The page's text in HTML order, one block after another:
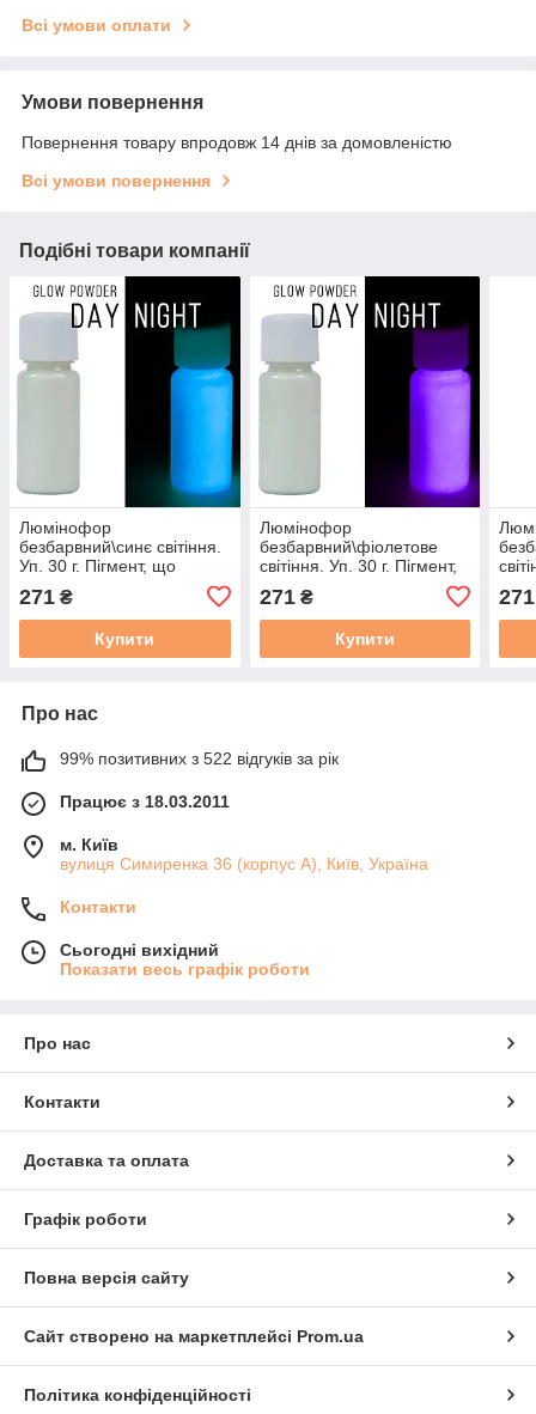
Всі умови оплати
Умови повернення
Повернення товару впродовж 14 днів за домовленістю
Всі умови повернення
Подібні товари компанії
Люмінофор
безбарвний\синє світіння.
Уп. 30 г. Пігмент, що
271 ₴
Купити
Люмінофор
безбарвний\фіолетове
світіння. Уп. 30 г. Пігмент,
271₴
Купити
271
Про нас
99% позитивних з 522 відгуків за рік
Працює з 18.03.2011
м. Київ
вулиця Симиренка 36 (корпус А), Київ, Україна
Контакти
Сьогодні вихідний
Показати весь графік роботи
Про нас
Контакти
Доставка та оплата
Графік роботи
Повна версія сайту
Сайт створено на маркетплейсі Prom.ua
Політика конфіденційності